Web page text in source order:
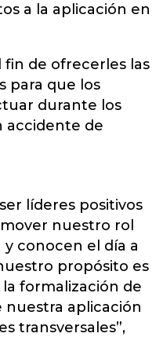
a la aplicación en
fin de ofrecerles las
para que los
durante los
accidente de
líderes positivos
nuestro rol
conocen el día a
propósito es
formalización de
nuestra aplicación
transversales”,